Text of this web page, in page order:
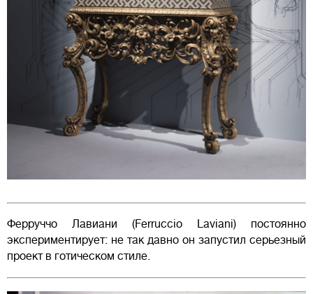
Ферруччо Лавиани (Ferruccio Laviani) постоянно
экспериментирует: не так давно он запустил серьезный
проект в готическом стиле.